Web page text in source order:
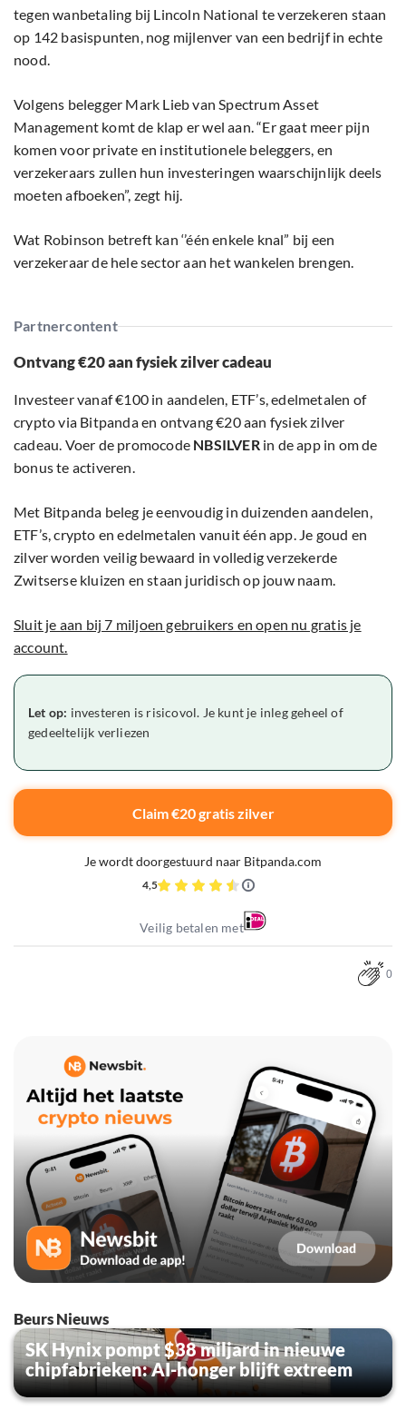
tegen wanbetaling bij Lincoln National te verzekeren staan
op 142 basispunten, nog mijlenver van een bedrijf in echte
nood.
Volgens belegger Mark Lieb van Spectrum Asset
Management komt de klap er wel aan. “Er gaat meer pijn
komen voor private en institutionele beleggers, en
verzekeraars zullen hun investeringen waarschijnlijk deels
moeten afboeken”, zegt hij.
Wat Robinson betreft kan ‘’één enkele knal” bij een
verzekeraar de hele sector aan het wankelen brengen.
Partnercontent
Ontvang €20 aan fysiek zilver cadeau
Investeer vanaf €100 in aandelen, ETF’s, edelmetalen of
crypto via Bitpanda en ontvang €20 aan fysiek zilver
cadeau. Voer de promocode NBSILVERin de app in om de
bonus te activeren.
Met Bitpanda beleg je eenvoudig in duizenden aandelen,
ETF’s, crypto en edelmetalen vanuit één app. Je goud en
zilver worden veilig bewaard in volledig verzekerde
Zwitserse kluizen en staan juridisch op jouw naam.
Sluit je aan bij 7 miljoen gebruikers en open nu gratis je
account.
Let op: investeren is risicovol. Je kunt je inleg geheel of
gedeeltelijk verliezen
Claim €20 gratis zilver
Je wordt doorgestuurd naar Bitpanda.com
4,5
Veilig betalen met
0
Beurs Nieuws
SK Hynix pompt $38 miljard in nieuwe
chipfabrieken: AI-honger blijft extreem